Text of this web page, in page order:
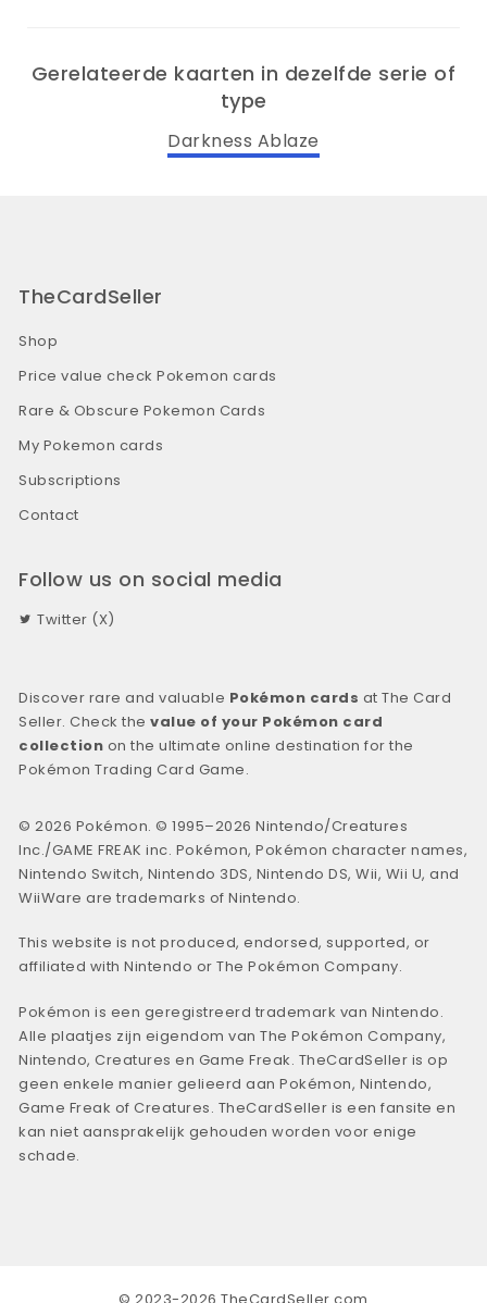
Gerelateerde kaarten in dezelfde serie of
type
Darkness Ablaze
TheCardSeller
Shop
Price value check Pokemon cards
Rare & Obscure Pokemon Cards
My Pokemon cards
Subscriptions
Contact
Follow us on social media
Twitter (X)
Discover rare and valuable Pokémon cards at The Card
Seller. Check thevalue of your Pokémon card
collection on the ultimate online destination for the
Pokémon Trading Card Game.
© 2026 Pokémon. © 1995–2026 Nintendo/Creatures
Inc./GAME FREAK inc. Pokémon, Pokémon character names,
Nintendo Switch, Nintendo 3DS, Nintendo DS, Wii, Wii U, and
WiiWare are trademarks of Nintendo.
This website is not produced, endorsed, supported, or
affiliated with Nintendo or The Pokémon Company.
Pokémon is een geregistreerd trademark van Nintendo.
Alle plaatjes zijn eigendom van The Pokémon Company,
Nintendo, Creatures en Game Freak. TheCardSeller is op
geen enkele manier gelieerd aan Pokémon, Nintendo,
Game Freak of Creatures. TheCardSeller is een fansite en
kan niet aansprakelijk gehouden worden voor enige
schade.
© 2023-2026 TheCardSeller.com